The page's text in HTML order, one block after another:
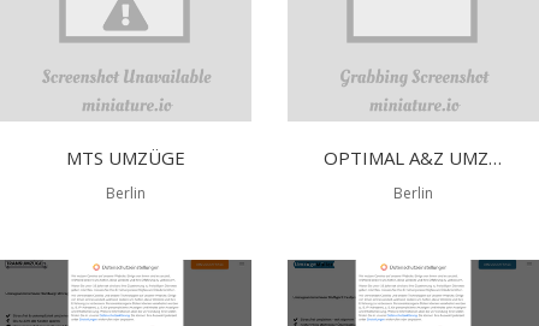
MTS UMZÜGE
Berlin
OPTIMAL A&Z UMZÜGE BERLIN UG
Berlin